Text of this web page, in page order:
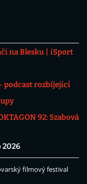
na Blesku
iSport
podcast rozbíjející
92: Szabová
2026
filmový festival